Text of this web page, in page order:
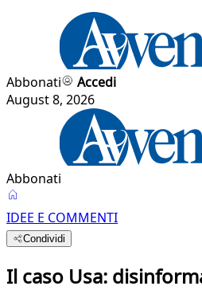
Abbonati
Accedi
August 8, 2026
Abbonati
IDEE E COMMENTI
Condividi
Il caso Usa: